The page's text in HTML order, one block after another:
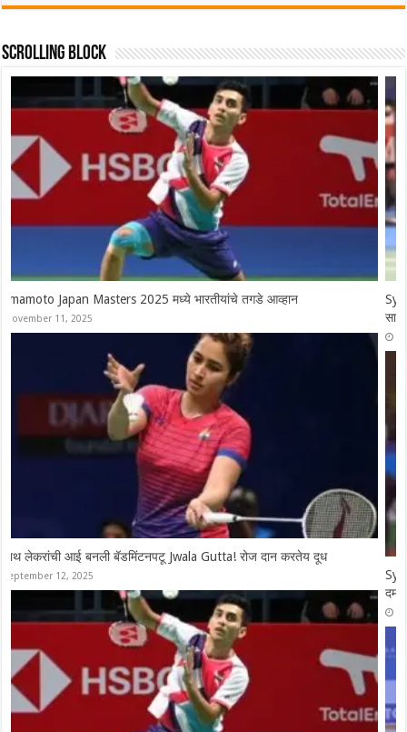
Scrolling Block
Syed Modi International 2025 चे सर्व विजेते, श्रीकांतचा संघर्षपूर्ण अंतिम
सामन्यात पराभव
Syed Modi International 2025: चार भारतीय उपांत्य फेरीत दाखल, श्रीकांतचे
दमदार कमबॅक
November 28, 2025